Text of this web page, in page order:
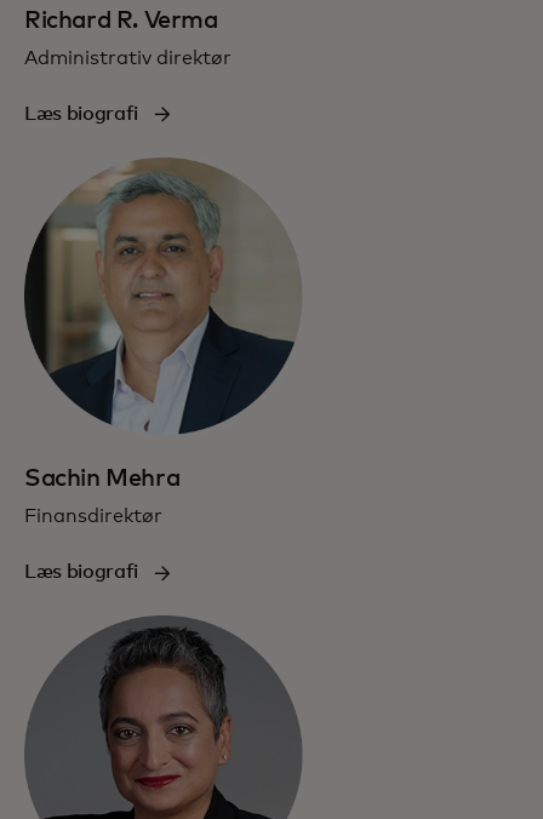
Richard R. Verma
Administrativ direktør
Læs biografi
Sachin Mehra
Finansdirektør
Læs biografi